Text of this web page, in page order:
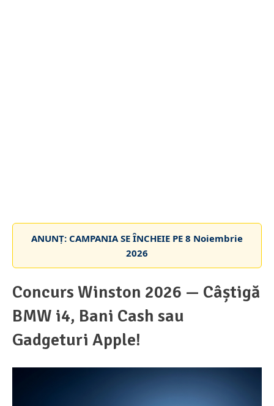
ANUNȚ: CAMPANIA SE ÎNCHEIE PE 8 Noiembrie
2026
Concurs Winston 2026 — Câștigă
BMW i4, Bani Cash sau
Gadgeturi Apple!